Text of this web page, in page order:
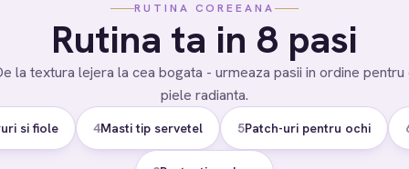
RUTINA COREEANA
Rutina ta in 8 pasi
la textura lejera la cea bogata - urmeaza pasii in ordine pentru
piele radianta.
si fiole 4Masti tip servetel 5Patch-uri pentru ochi